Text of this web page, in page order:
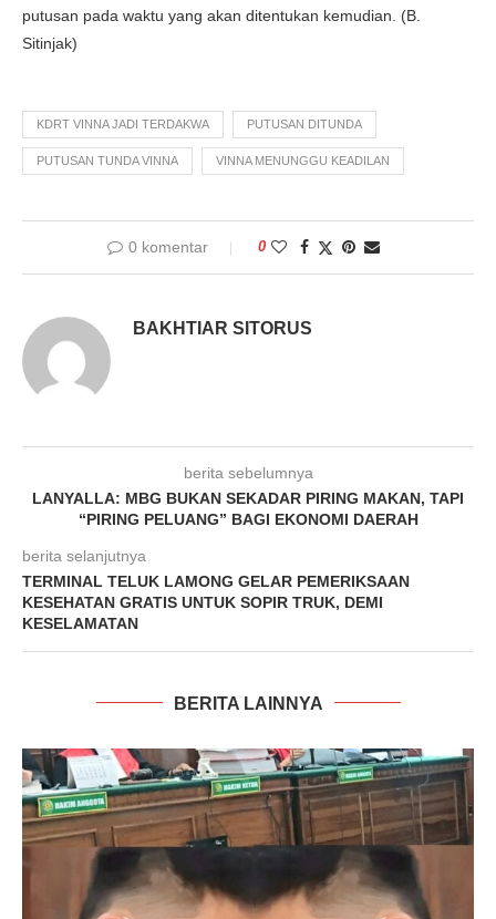
putusan pada waktu yang akan ditentukan kemudian. (B.
Sitinjak)
KDRT VINNA JADI TERDAKWA PUTUSAN DITUNDA
PUTUSAN TUNDA VINNA VINNA MENUNGGU KEADILAN
0 komentar 0
BAKHTIAR SITORUS
berita sebelumnya
LANYALLA: MBG BUKAN SEKADAR PIRING MAKAN, TAPI
“PIRING PELUANG” BAGI EKONOMI DAERAH
berita selanjutnya
TERMINAL TELUK LAMONG GELAR PEMERIKSAAN
KESEHATAN GRATIS UNTUK SOPIR TRUK, DEMI
KESELAMATAN
BERITA LAINNYA